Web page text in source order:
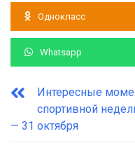
Однокласс
Whatsapp
Интересные
спортивной
— 31 октября